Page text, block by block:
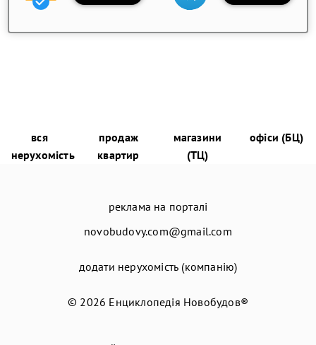
вся
нерухомість
продаж
квартир
магазини
(ТЦ)
офіси (БЦ)
реклама на порталі
novobudovy.com@gmail.com
додати нерухомість (компанію)
© 2026 Енциклопедія Новобудов®